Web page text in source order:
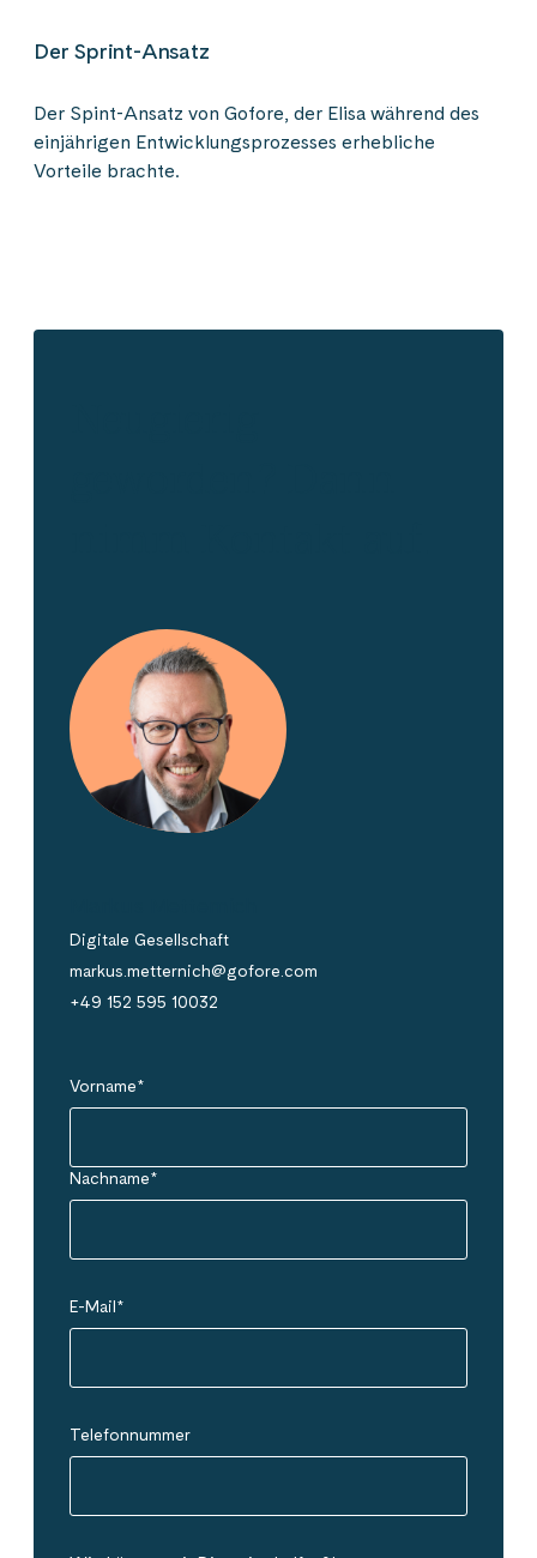
Der Sprint-Ansatz
Der Spint-Ansatz von Gofore, der Elisa während des
einjährigen Entwicklungsprozesses erhebliche
Vorteile brachte.
Digitale Gesellschaft
markus.metternich@gofore.com
+49 152 595 10032
Vorname*
Nachname*
E-Mail*
Telefonnummer